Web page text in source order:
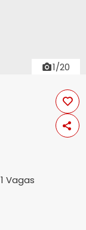
1/20
1 Vagas